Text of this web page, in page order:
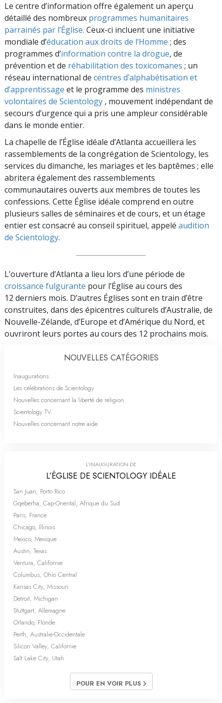
Le centre d’information offre également un aperçu
détaillé des nombreux programmes humanitaires
parrainés par l’Église. Ceux-ci incluent une initiative
mondiale d’éducation aux droits de l’Homme ; des
programmes d’information contre la drogue, de
prévention et de réhabilitation des toxicomanes ; un
réseau international de centres d’alphabétisation et
d’apprentissage et le programme des ministres
volontaires de Scientology , mouvement indépendant de
secours d’urgence qui a pris une ampleur considérable
dans le monde entier.
La chapelle de l’Église idéale d’Atlanta accueillera les
rassemblements de la congrégation de Scientology, les
services du dimanche, les mariages et les baptêmes ; elle
abritera également des rassemblements
communautaires ouverts aux membres de toutes les
confessions. Cette Église idéale comprend en outre
plusieurs salles de séminaires et de cours, et un étage
entier est consacré au conseil spirituel, appelé audition
de Scientology.
L’ouverture d’Atlanta a lieu lors d’une période de
croissance fulgurante pour l’Église au cours des
12 derniers mois. D’autres Églises sont en train d’être
construites, dans des épicentres culturels d’Australie, de
Nouvelle-Zélande, d’Europe et d’Amérique du Nord, et
ouvriront leurs portes au cours des 12 prochains mois.
NOUVELLES CATÉGORIES
Inaugurations
Les célébrations de Scientology
Nouvelles concernant la liberté de religion
Scientology TV
Nouvelles concernant notre aide
L’INAUGURATION DE
L’ÉGLISE DE SCIENTOLOGY IDÉALE
San Juan, Porto Rico
Gqeberha, Cap-Oriental, Afrique du Sud
Paris, France
Chicago, Illinois
Mexico, Mexique
Austin, Texas
Ventura, Californie
Columbus, Ohio Central
Kansas City, Missouri
Detroit, Michigan
Stuttgart, Allemagne
Orlando, Floride
Perth, Australie-Occidentale
Silicon Valley, Californie
Salt Lake City, Utah
POUR EN VOIR PLUS